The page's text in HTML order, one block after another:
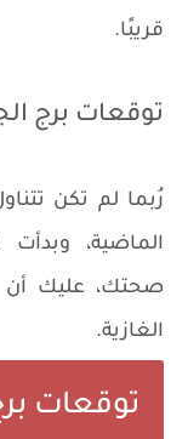
قريبًا.
توقعات برج
رُبما لم تكن
الماضية،
صحتك، عليك أن
الغازية.
توقعات